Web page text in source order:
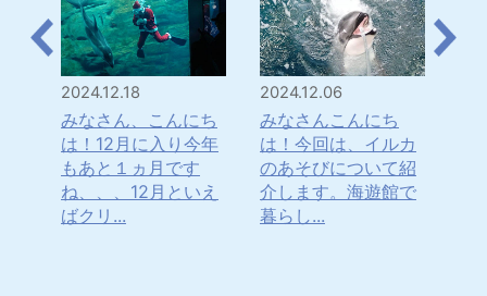
2024.12.18
みなさん、こんにち
は！12月に入り今年
もあと１ヵ月です
ね、、、12月といえ
ばクリ...
2024.12.06
みなさんこんにち
は！今回は、イルカ
のあそびについて紹
介します。海遊館で
暮らし...